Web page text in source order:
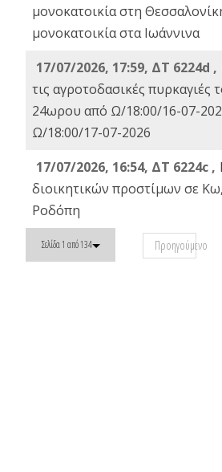
μονοκατοικία στη
μονοκατοικία στα Ιωάννινα
17/07/2026, 17:59, ΔΤ 6224d ,
τις αγροτοδασικές πυρκαγιές
24ωρου από Ω/18:00/16-07-
Ω/18:00/17-07-2026
17/07/2026, 16:54, ΔΤ 6224c ,
διοικητικών προστίμων σε
Ροδόπη
Σελίδα 1 από 134 Προηγούμενο